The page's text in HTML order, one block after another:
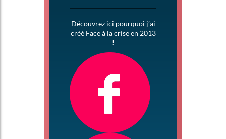
Découvrez ici pourquoi j’ai
créé Face à la crise en 2013
!